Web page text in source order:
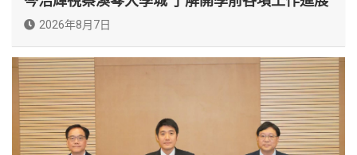
2026年8月7日